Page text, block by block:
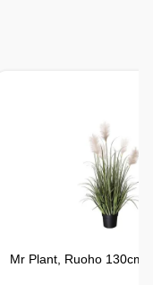
Mr Plant, Ruoho 130cm